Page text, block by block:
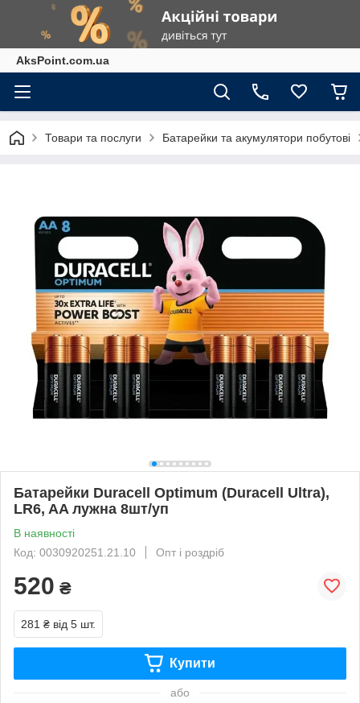
AksPoint.com.ua
Товари та послуги Батарейки та акумулятори побутові
Батарейки Duracell Optimum (Duracell Ultra),
LR6, AA лужна 8шт/уп
В наявності
Код: 0030920251.21.10
Опт і роздріб
520 ₴
281 ₴ від 5 шт.
Купити
або